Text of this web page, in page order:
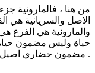
من هنا ، فالمارونية
الاصل والسريانية هي
والمارونية هي الفرع
حياة وليس مضمون حياة
مضمون حضاري اصيل يتصل بكل حضارة المنطقة المشرقية .